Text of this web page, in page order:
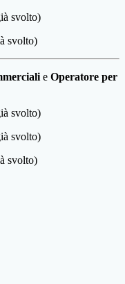
svolto)
svolto)
e Operatore per
svolto)
svolto)
svolto)